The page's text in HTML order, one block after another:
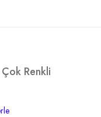
Renkli